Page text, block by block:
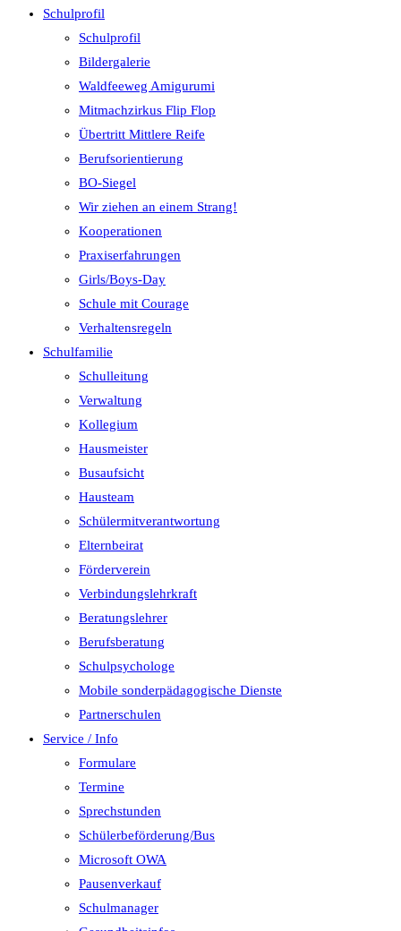
Schulprofil
Schulprofil
Bildergalerie
Waldfeeweg Amigurumi
Mitmachzirkus Flip Flop
Übertritt Mittlere Reife
Berufsorientierung
BO-Siegel
Wir ziehen an einem Strang!
Kooperationen
Praxiserfahrungen
Girls/Boys-Day
Schule mit Courage
Verhaltensregeln
Schulfamilie
Schulleitung
Verwaltung
Kollegium
Hausmeister
Busaufsicht
Hausteam
Schülermitverantwortung
Elternbeirat
Förderverein
Verbindungslehrkraft
Beratungslehrer
Berufsberatung
Schulpsychologe
Mobile sonderpädagogische Dienste
Partnerschulen
Service / Info
Formulare
Termine
Sprechstunden
Schülerbeförderung/Bus
Microsoft OWA
Pausenverkauf
Schulmanager